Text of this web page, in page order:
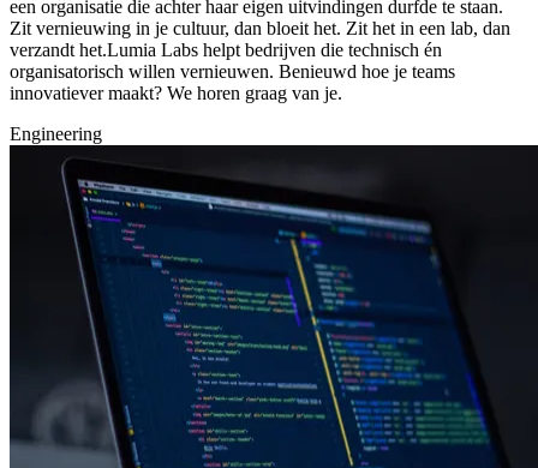
een organisatie die achter haar eigen uitvindingen durfde te staan.
Zit vernieuwing in je cultuur, dan bloeit het. Zit het in een lab, dan
verzandt het.Lumia Labs helpt bedrijven die technisch én
organisatorisch willen vernieuwen. Benieuwd hoe je teams
innovatiever maakt? We horen graag van je.
Engineering